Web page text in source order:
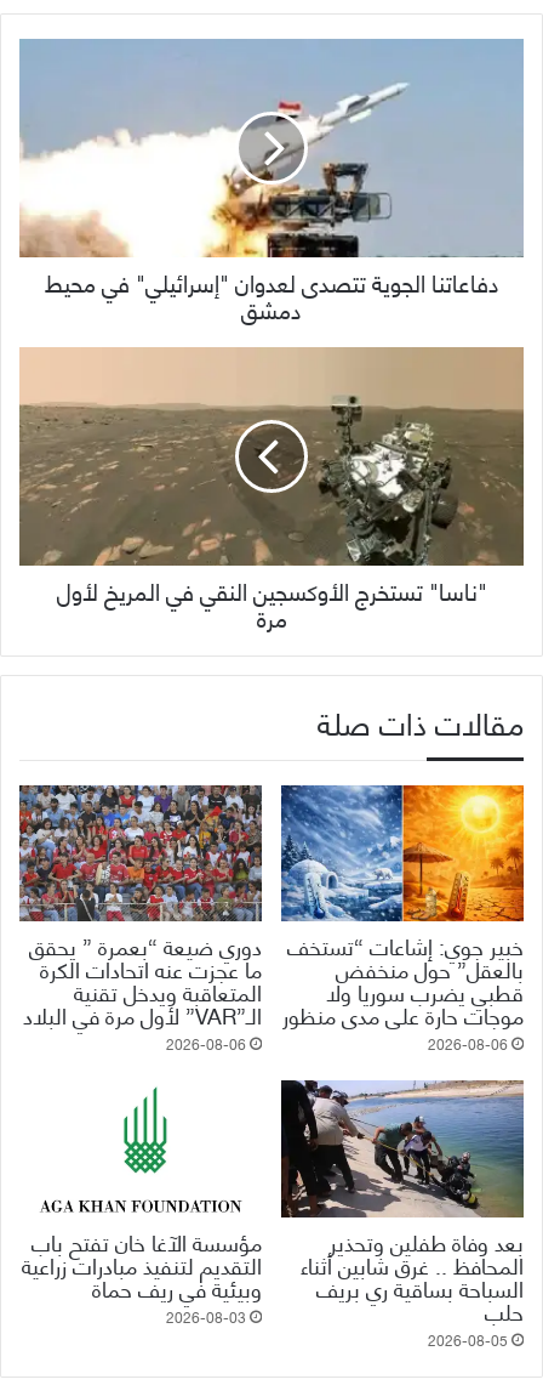
دفاعاتنا الجوية تتصدى لعدوان "إسرائيلي" في محيط
دمشق
"ناسا" تستخرج الأوكسجين النقي في المريخ لأول
مرة
مقالات ذات صلة
خبير جوي: إشاعات “تستخف
بالعقل” حول منخفض
قطبي يضرب سوريا ولا
موجات حارة على مدى منظور
2026-08-06
دوري ضيعة “بعمرة ” يحقق
ما عجزت عنه اتحادات الكرة
المتعاقبة ويدخل تقنية
الـ”VAR” لأول مرة في البلاد
2026-08-06
بعد وفاة طفلين وتحذير
المحافظ .. غرق شابين أثناء
السباحة بساقية ري بريف
حلب
2026-08-05
مؤسسة الآغا خان تفتح باب
التقديم لتنفيذ مبادرات زراعية
وبيئية في ريف حماة
2026-08-03